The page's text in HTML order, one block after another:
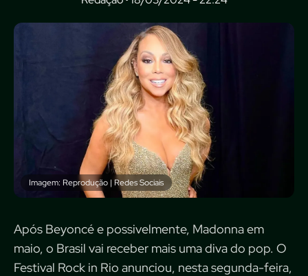
Imagem: Reprodução | Redes Sociais
Após Beyoncé e possivelmente, Madonna em
maio, o Brasil vai receber mais uma diva do pop. O
Festival Rock in Rio anunciou, nesta segunda-feira,